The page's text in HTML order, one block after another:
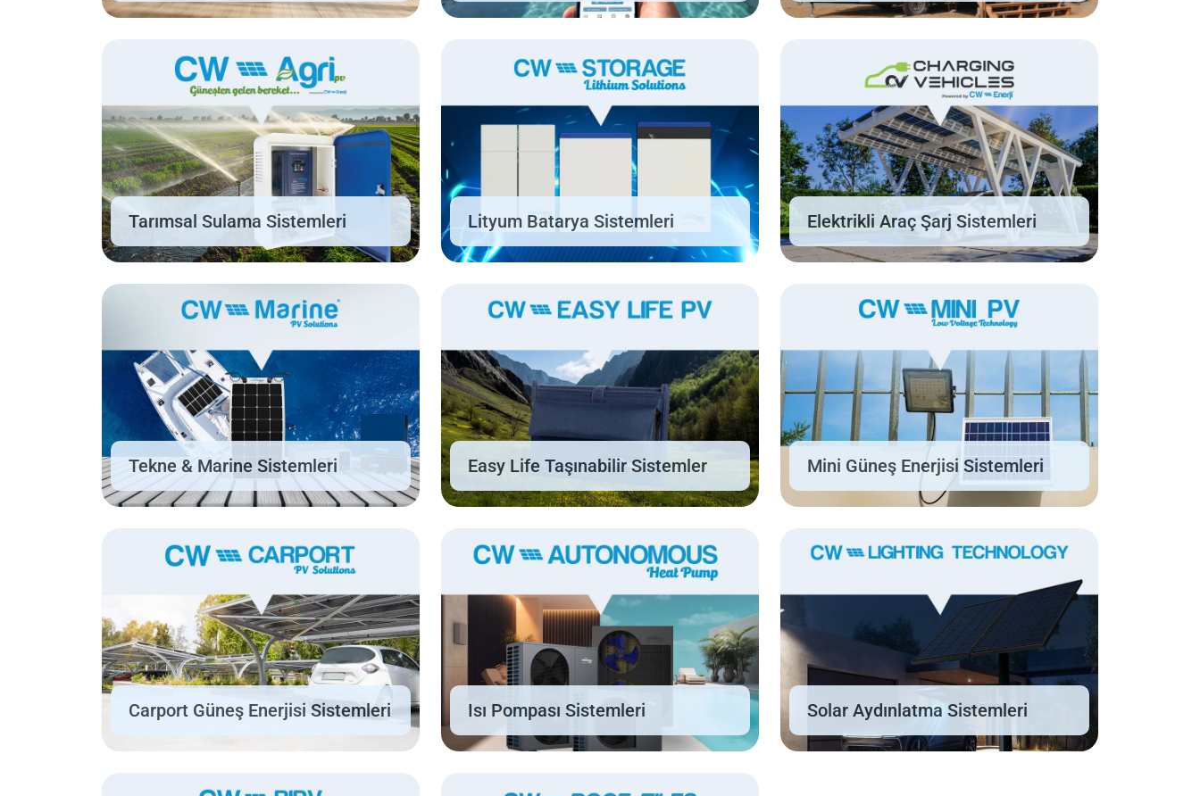
Tarımsal Sulama Sistemleri Lityum Batarya Sistemleri Elektrikli Araç Şarj Sistemleri
Tekne & Marine Sistemleri Easy Life Taşınabilir Sistemler Mini Güneş Enerjisi Sistemleri
Carport Güneş Enerjisi Sistemleri Isı Pompası Sistemleri Solar Aydınlatma Sistemleri